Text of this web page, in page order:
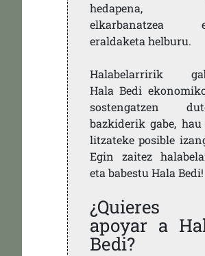
hedapena,
elkarbanatzea
eraldaketa helburu.
Halabelarririk
Hala Bedi
sostengatzen
bazkiderik gabe, hau
litzateke posible
Egin zaitez
eta babestu Hala Bedi!
¿Quieres
apoyar a
Bedi?